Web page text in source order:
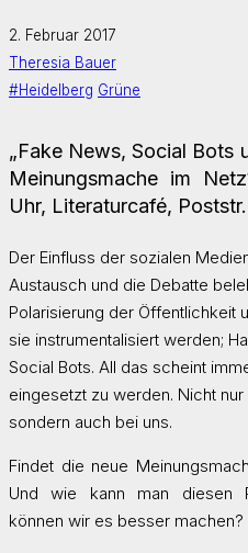
2. Februar 2017
Theresia Bauer
#Heidelberg Grüne
„Fake News, Social Bots
Meinungsmache im
Uhr, Literaturcafé, Poststr.
Der Einfluss der sozialen
Austausch und die Debatte
Polarisierung der Öffentlichkeit
sie instrumentalisiert werden;
Social Bots. All das scheint
eingesetzt zu werden. Nicht nur
sondern auch bei uns.
Findet die neue
Und wie kann man diesen
können wir es besser